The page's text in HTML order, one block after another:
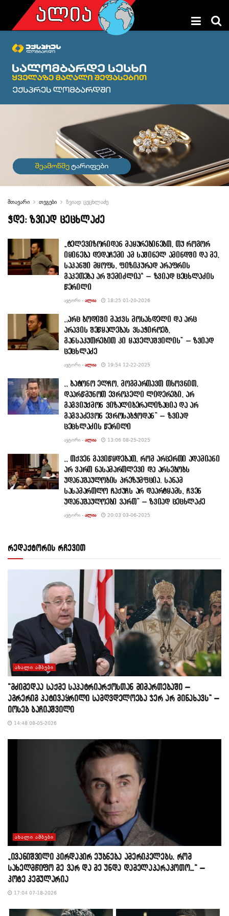
მთავარი თეგები ზვიად ცეცხლაძე
ჭდე: ზვიად ცეცხლაძე
„ტელევიზორიდან მაყურებინებთ, თუ როგორ
იყინება დედაჩემი ამ საშინელ ამინდში და მე,
საკანში მყოფს, ფიზიკურად არაფრის
გაკეთება არ შემიძლია“ – ზვიად ცეცხლაძის
წერილი
ᲐᲕᲢᲝᲠᲘ - ᲐᲚᲘᲐ 18:25 01-20-2026
,,არც ბოდიში მაქვს მოსახდელი და არც
არავის შეწყალებას ვსაჭიროებ,
განსაკუთრებით კი ყაველაშვილის” – ზვიად
ცეცხლაძე
ᲐᲕᲢᲝᲠᲘ - ᲐᲚᲘᲐ 19:54 12-22-2025
,, ბატონო ელჩო, მოგმართავთ თხოვნით,
დაარწმუნოთ ევროპელი ლიდერები, არ
გაგვიუქმონ ვიზალიბერალიზაცია და არ
გაგვაძევონ ევროსაბჭოდან” – ზვიად
ცეცხლაძის წერილი
ᲐᲕᲢᲝᲠᲘ - ᲐᲚᲘᲐ 13:06 08-25-2025
,, თქვენ გავიწყდებათ, რომ არცერთი ადამიანი
არ ვართ ნასამართლევი და არსებობს
უდანაშაულობის პრეზუმფცია. სანამ
სასამართლო ჩაქუჩს არ დაარტყამს, ჩვენ
უდანაშაულოები ვართ” – ზვიად ცეცხლაძე
ᲐᲕᲢᲝᲠᲘ - ᲐᲚᲘᲐ 20:03 03-06-2025
რედაქტორის რჩევით
ᲐᲮᲐᲚᲘ ᲐᲛᲑᲔᲑᲘ
“მძიმედაა საქმე საპატრიარქოსთან მიმართებაში –
აგრერიგ პატივაყრილი სამღვდელოება ჯერ არ მინახავს” –
იოსებ ბაჩიაშვილი
14:48 08-05-2026
ᲐᲮᲐᲚᲘ ᲐᲛᲑᲔᲑᲘ
„ივანიშვილი პირდაპირ ეუბნება ამერიკელებს, რომ
სახელმწიფო მე ვარ და მე უნდა დამელაპარაკოთო…“ –
კოტე კემულარია
17:04 07-18-2026